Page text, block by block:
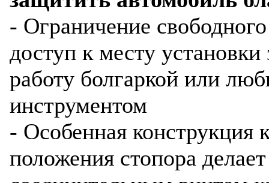
- Ограничение
доступ к месту
работу болгаркой или
инструментом
- Особенная конструкция
положения стопора